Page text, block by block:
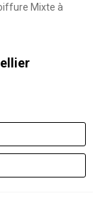
Mixte à